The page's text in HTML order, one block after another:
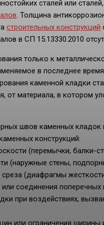
сталей или
. Толщина
строительных конструкций
в СП 15.13330.2010
только к
в последнее
каменной кладки
от материала, в котором
швов каменных
конструкций:
(перемычки, балки-
(наружные стены,
(диафрагмы
соединения поперечных
при воздействиях,
или ограничения